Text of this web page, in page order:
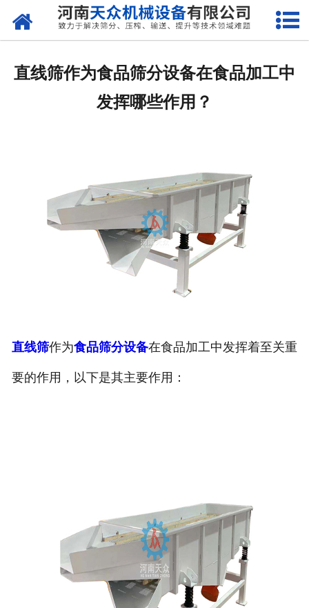
网站首页
现场视频
联系我们
直线筛作为食品筛分设备在食品加工中
发挥哪些作用？
直线筛作为食品筛分设备在食品加工中发挥着至关重
要的作用，以下是其主要作用：